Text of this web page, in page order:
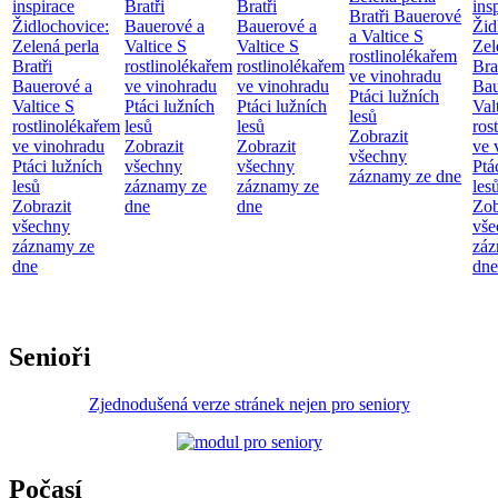
inspirace
Židlochovice:
Zelená perla
Bratři
Bauerové a
Valtice S
rostlinolékařem
ve vinohradu
Ptáci lužních
lesů
Zobrazit
všechny
záznamy ze
dne
Bratři
Bauerové a
Valtice S
rostlinolékařem
ve vinohradu
Ptáci lužních
lesů
Zobrazit
všechny
záznamy ze
dne
Bratři
Bauerové a
Valtice S
rostlinolékařem
ve vinohradu
Ptáci lužních
lesů
Zobrazit
všechny
záznamy ze
dne
Bratři Bauerové
a Valtice S
rostlinolékařem
ve vinohradu
Ptáci lužních
lesů
Zobrazit
všechny
záznamy ze dne
ve
dne
Senioři
Zjednodušená verze stránek nejen pro seniory
Počasí